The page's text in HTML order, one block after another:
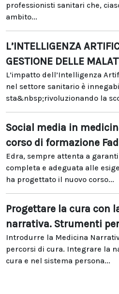
professionisti sanitari che,
ambito...
L’INTELLIGENZA
GESTIONE DELLE
L’impatto dell’Intelligenza
nel settore sanitario è
sta&nbsp;rivoluzionando la
Social media in
corso di formazione Fad
Edra, sempre attenta a
completa e adeguata alle
ha progettato il nuovo corso...
Progettare la cura con
narrativa. Strumenti
Introdurre la Medicina
percorsi di cura. Integrare la
cura e nel sistema persona...